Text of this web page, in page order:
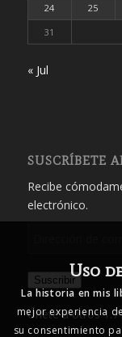
24
25
31
« Jul
SUSCRÍBETE
Recibe
electrónico.
correo
electrónico
Suscribir
Únete a otros
Uso
La historia en mis
mejor experiencia
su consentimiento